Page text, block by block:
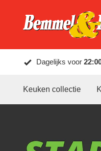
Dagelijks voor
Keuken collectie